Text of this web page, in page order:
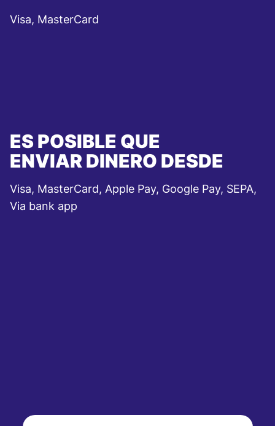
Visa, MasterCard
ES POSIBLE QUE
ENVIAR DINERO DESDE
Visa, MasterCard, Apple Pay, Google Pay, SEPA,
Via bank app